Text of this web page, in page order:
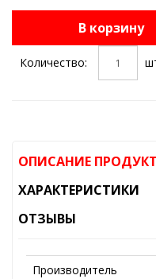
В корзину
Количество:
ОПИСАНИЕ
ХАРАКТЕРИСТИКИ
ОТЗЫВЫ
Производитель